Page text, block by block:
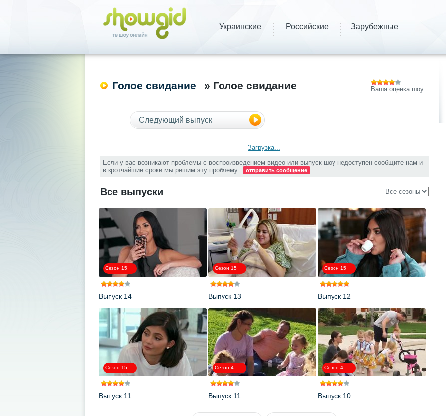
Украинские Российские Зарубежные
Голое свидание » Голое свидание Ваша оценка шоу
Следующий выпуск
Загрузка...
Если у вас возникают проблемы с воспроизведением видео или выпуск шоу недоступен сообщите нам и
в кротчайшие сроки мы решим эту проблему
отправить сообщение
Все выпуски
Сезон 15
Выпуск 14
Сезон 15
Выпуск 13
Сезон 15
Выпуск 12
Сезон 15
Выпуск 11
Сезон 4
Выпуск 11
Сезон 4
Выпуск 10